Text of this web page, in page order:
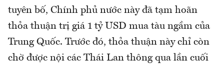
tuyên bố, Chính phủ nước này đã tạm hoãn
thỏa thuận trị giá 1 tỷ USD mua tàu ngầm của
Trung Quốc. Trước đó, thỏa thuận này chỉ còn
chờ được nội các Thái Lan thông qua lần cuối